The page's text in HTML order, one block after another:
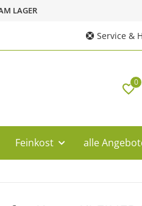
LAGER
Service &
0
Feinkost alle